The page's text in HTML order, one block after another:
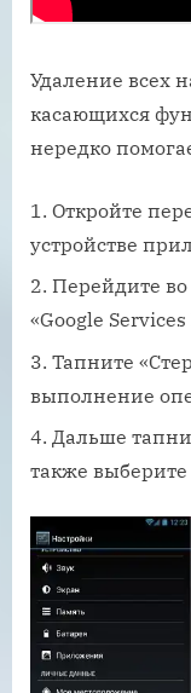
Удаление всех
касающихся
нередко
Откройте
устройстве
Перейдите во
«Google
Тапните
выполнение
Дальше
также выберите